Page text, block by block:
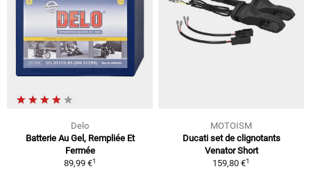
Delo
Batterie Au Gel, Rempliée Et
Fermée
89,99 €1
MOTOISM
Ducati set de clignotants
Venator Short
159,80 €1